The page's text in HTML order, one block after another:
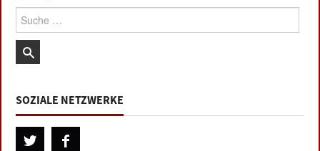
Suche:
SOZIALE NETZWERKE